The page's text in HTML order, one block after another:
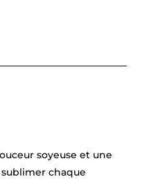
soyeuse et une
chaque